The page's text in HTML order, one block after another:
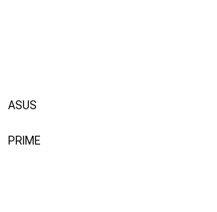
ASUS
PRIME